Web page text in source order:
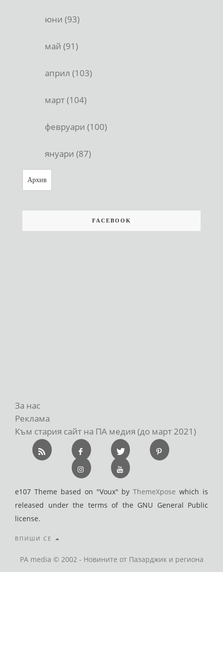
юни (93)
май (91)
април (103)
март (104)
февруари (100)
януари (87)
Архив
FACEBOOK
За нас
Реклама
Към стария сайт на ПА медия (до март 2021)
e107 Theme based on "Voux" byThemeXpose which is
released under the terms of the GNU General Public
license.
ВПИШИ СЕ
PA media © 2002 - Новините от Пазарджик и региона